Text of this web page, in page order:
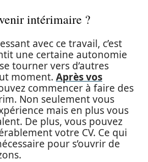
intérimaire ?
avec ce travail, c’est
une certaine autonomie
tourner vers d’autres
moment. Après vos
commencer à faire des
Non seulement vous
mais en plus vous
De plus, vous pouvez
votre CV. Ce qui
pour s’ouvrir de